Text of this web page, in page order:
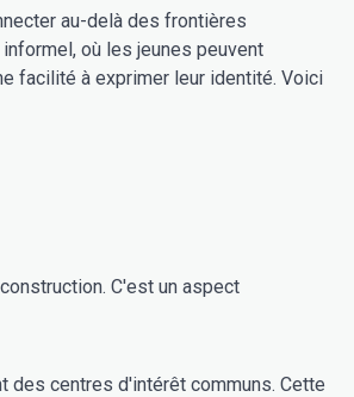
au-delà des frontières
où les jeunes peuvent
facilité à exprimer leur identité. Voici
C'est un aspect
des centres d'intérêt communs. Cette